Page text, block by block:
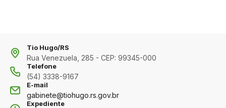
Tio Hugo/RS
Rua Venezuela, 285 - CEP: 99345-000
Telefone
(54) 3338-9167
E-mail
gabinete@tiohugo.rs.gov.br
Expediente